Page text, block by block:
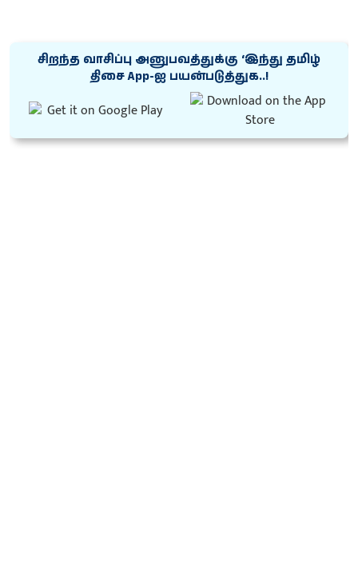
சிறந்த வாசிப்பு அனுபவத்துக்கு ‘இந்து தமிழ்
திசை App-ஐ பயன்படுத்துக..!